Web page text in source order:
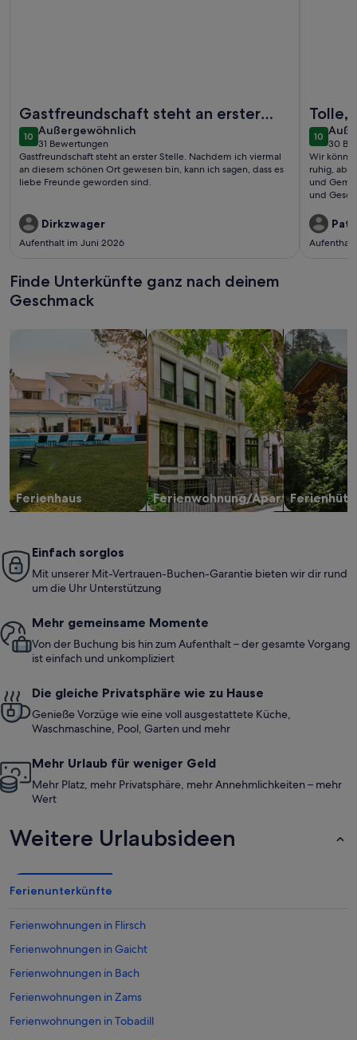
Gastfreundschaft steht an erster
Stelle. Nachdem ich viermal an
diesem schönen Ort gewesen ...
1010 von 10
Außergewöhnlich
außergewöhnlich
31 Bewertungen
(31
bewertungen)
Gastfreundschaft steht an erster Stelle. Nachdem ich viermal
an diesem schönen Ort gewesen bin, kann ich sagen, dass es
liebe Freunde geworden sind.
Dirkzwager
Aufenthalt im Juni 2026
Tolle,
1010 von
30
(30
Wir
ruhig,
und
und
grosser
sicher
Finde Unterkünfte ganz nach deinem
Geschmack
Ferienhaus
Suche nach Ferienhäusern
Ferienwohnung/Apartment
Suche nach Ferienwohnungen oder
Suche nach
Einfach sorglos
Mit unserer Mit-Vertrauen-Buchen-Garantie bieten wir dir rund
um die Uhr Unterstützung
Mehr gemeinsame Momente
Von der Buchung bis hin zum Aufenthalt – der gesamte Vorgang
ist einfach und unkompliziert
Die gleiche Privatsphäre wie zu Hause
Genieße Vorzüge wie eine voll ausgestattete Küche,
Waschmaschine, Pool, Garten und mehr
Mehr Urlaub für weniger Geld
Mehr Platz, mehr Privatsphäre, mehr Annehmlichkeiten – mehr
Wert
Weitere Urlaubsideen
Ferienunterkünfte
Ferienwohnungen in Flirsch
Ferienwohnungen in Gaicht
Ferienwohnungen in Bach
Ferienwohnungen in Zams
Ferienwohnungen in Tobadill